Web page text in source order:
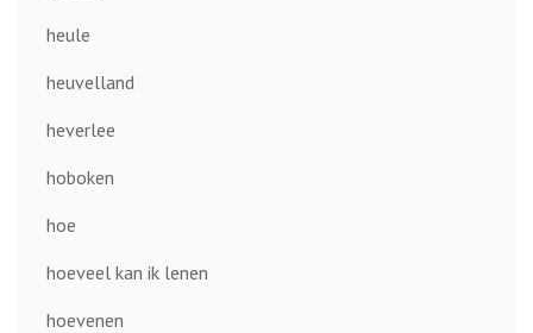
heule
heuvelland
heverlee
hoboken
hoe
hoeveel kan ik lenen
hoevenen